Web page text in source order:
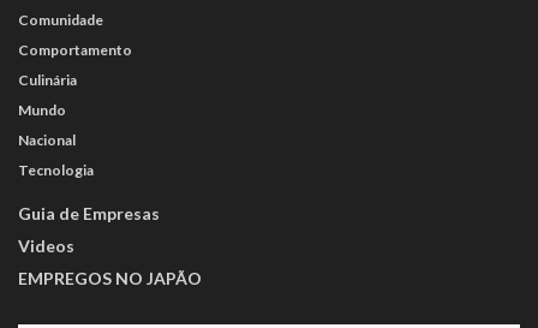
Comunidade
Comportamento
Culinária
Mundo
Nacional
Tecnologia
Guia de Empresas
Videos
EMPREGOS NO JAPÃO